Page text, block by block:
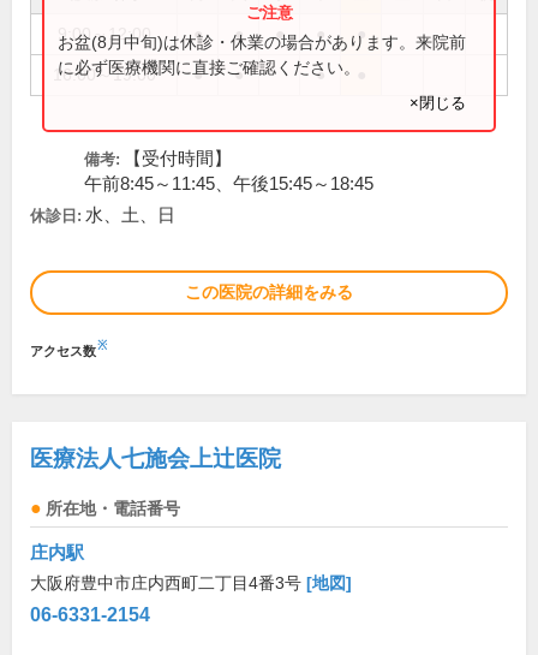
9:00～12:00 ● ● ● ● ●
16:00～19:00 ● ● ●
お盆(8月中旬)は休診・休業の場合があります。来院前
に必ず医療機関に直接ご確認ください。
×閉じる
備考:
【受付時間】
午前8:45～11:45、午後15:45～18:45
休診日: 水、土、日
この医院の詳細をみる
アクセス数※
医療法人七施会上辻医院
所在地・電話番号
庄内駅
大阪府豊中市庄内西町二丁目4番3号 [地図]
06-6331-2154